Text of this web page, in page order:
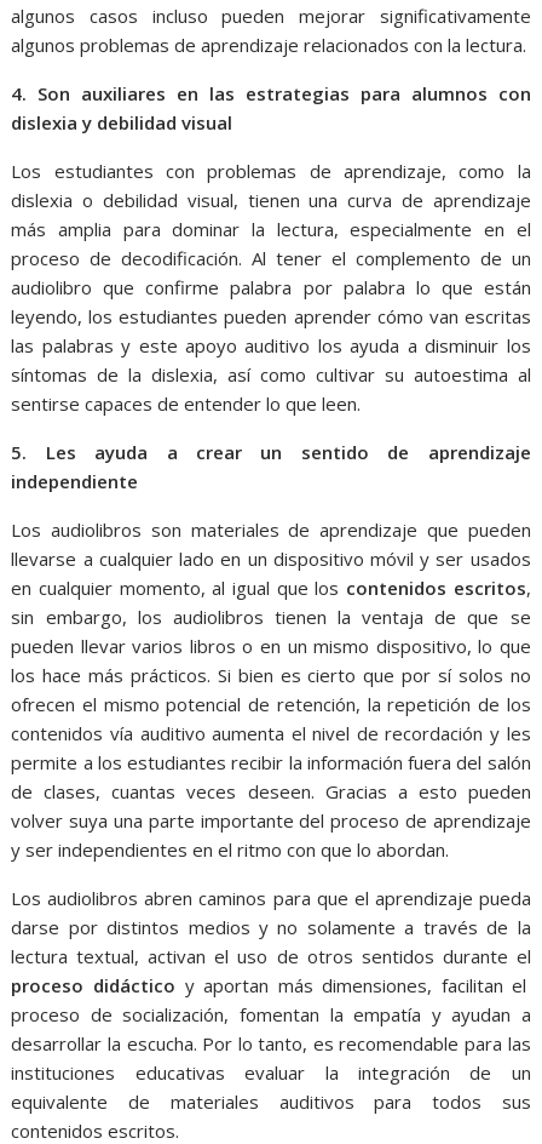
algunos casos incluso pueden mejorar significativamente
algunos problemas de aprendizaje relacionados con la lectura.
4. Son auxiliares en las estrategias para alumnos con
dislexia y debilidad visual
Los estudiantes con problemas de aprendizaje, como la
dislexia o debilidad visual, tienen una curva de aprendizaje
más amplia para dominar la lectura, especialmente en el
proceso de decodificación. Al tener el complemento de un
audiolibro que confirme palabra por palabra lo que están
leyendo, los estudiantes pueden aprender cómo van escritas
las palabras y este apoyo auditivo los ayuda a disminuir los
síntomas de la dislexia, así como cultivar su autoestima al
sentirse capaces de entender lo que leen.
5. Les ayuda a crear un sentido de aprendizaje
independiente
Los audiolibros son materiales de aprendizaje que pueden
llevarse a cualquier lado en un dispositivo móvil y ser usados
en cualquier momento, al igual que los contenidos escritos,
sin embargo, los audiolibros tienen la ventaja de que se
pueden llevar varios libros o en un mismo dispositivo, lo que
los hace más prácticos. Si bien es cierto que por sí solos no
ofrecen el mismo potencial de retención, la repetición de los
contenidos vía auditivo aumenta el nivel de recordación y les
permite a los estudiantes recibir la información fuera del salón
de clases, cuantas veces deseen. Gracias a esto pueden
volver suya una parte importante del proceso de aprendizaje
y ser independientes en el ritmo con que lo abordan.
Los audiolibros abren caminos para que el aprendizaje pueda
darse por distintos medios y no solamente a través de la
lectura textual, activan el uso de otros sentidos durante el
proceso didáctico y aportan más dimensiones, facilitan el
proceso de socialización, fomentan la empatía y ayudan a
desarrollar la escucha. Por lo tanto, es recomendable para las
instituciones educativas evaluar la integración de un
equivalente de materiales auditivos para todos sus
contenidos escritos.